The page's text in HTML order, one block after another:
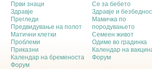
Први знаци
Здравје
Прегледи
Предвидување на полот
Матични клетки
Проблеми
Приказни
Календар на бременоста
Форум
Се за бебето
Здравје и
Мамичка по
породувањето
Семеен живот
Одиме во градинка
Календар на
Форум